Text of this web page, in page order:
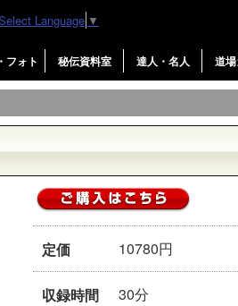
フォト 秘伝資料室 達人・名人 道
Language ▼
定価 10780円
収録時間 30分